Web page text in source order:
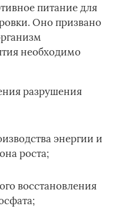
питание для
Оно призвано
необходимо
разрушения
энергии и
роста;
восстановления